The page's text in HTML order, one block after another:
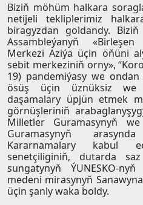
Biziň möhüm halkara
netijeli tekliplerimiz
biragyzdan goldandy.
Assambleýanyň
Merkezi Aziýa üçin öňüni
sebit merkeziniň orny»,
19) pandemiýasy we
ösüş üçin üznüksiz
daşamalary üpjün etmek
görnüşleriniň
Milletler Guramasynyň
Guramasynyň
Kararnamalary kabul
senetçiliginiň, dutarda
sungatynyň ÝUNESKO-
medeni mirasynyň
üçin şanly waka boldy.